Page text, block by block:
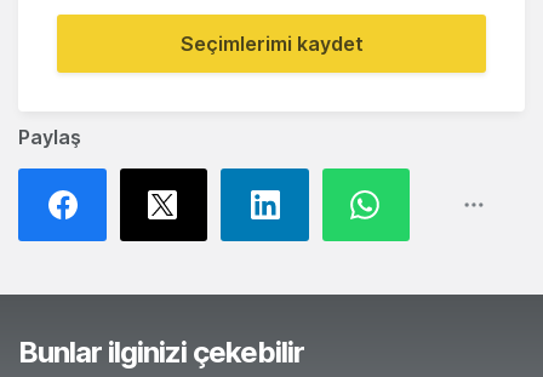
Paylaş
Seçimlerimi kaydet
Bunlar ilginizi çekebilir